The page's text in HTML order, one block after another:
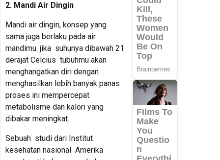
2. Mandi Air Dingin
Mandi air dingin, konsep yang
sama juga berlaku pada air
mandimu. jika suhunya dibawah 21
derajat Celcius tubuhmu akan
menghangatkan diri dengan
menghasilkan lebih banyak panas
proses ini mempercepat
metabolisme dan kalori yang
dibakar meningkat.
Sebuah studi dari Institut
kesehatan nasional Amerika